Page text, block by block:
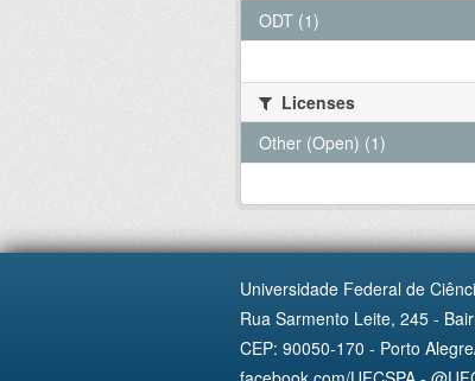
ODT (1)
Licenses
Other (Open) (1)
Universidade Federal de
Rua Sarmento Leite, 245 -
CEP: 90050-170 - Porto